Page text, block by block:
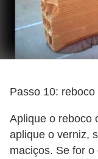
Passo 10: reboco
Aplique o reboco
aplique o verniz,
maciços. Se for